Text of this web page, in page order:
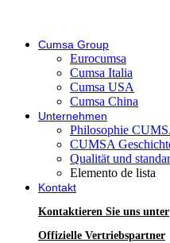
Cumsa Group
Eurocumsa
Cumsa Italia
Cumsa USA
Cumsa China
Unternehmen
Philosophie
CUMSA
Qualität und
Elemento de lista
Kontakt
Kontaktieren Sie uns unter
Offizielle Vertriebspartner